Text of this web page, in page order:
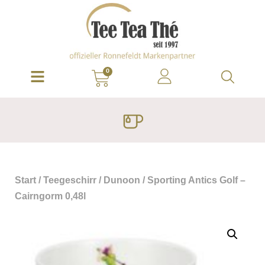
0
Start / Teegeschirr / Dunoon / Sporting Antics Golf –
Cairngorm 0,48l